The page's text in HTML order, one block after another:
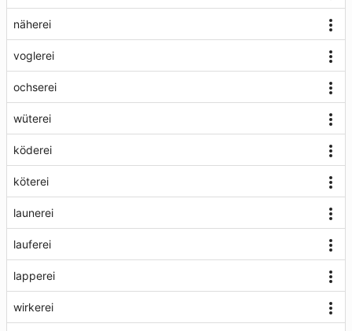
näherei
voglerei
ochserei
wüterei
köderei
köterei
launerei
lauferei
lapperei
wirkerei